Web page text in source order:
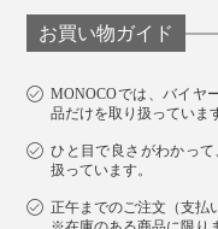
お買い物ガイド
MONOCOでは、バイヤ
品だけを取り扱っていま
ひと目で良さがわかっ
扱っています。
正午までのご注文（支払